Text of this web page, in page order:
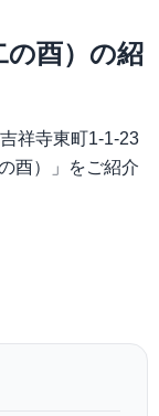
の酉）の紹
祥寺東町1-1-23
酉）」をご紹介